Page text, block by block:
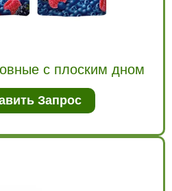
с плоским дном
Запрос